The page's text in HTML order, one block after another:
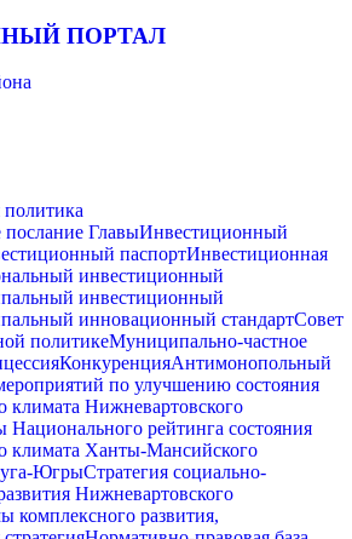
ПОРТАЛ
ГлавыИнвестиционный
паспортИнвестиционная
инвестиционный
инвестиционный
инновационный стандартСовет
политикеМуниципально-частное
КонкуренцияАнтимонопольный
по улучшению состояния
климата Нижневартовского
Национального рейтинга состояния
климата Ханты-Мансийского
ЮгрыСтратегия социально-
Нижневартовского
комплексного развития,